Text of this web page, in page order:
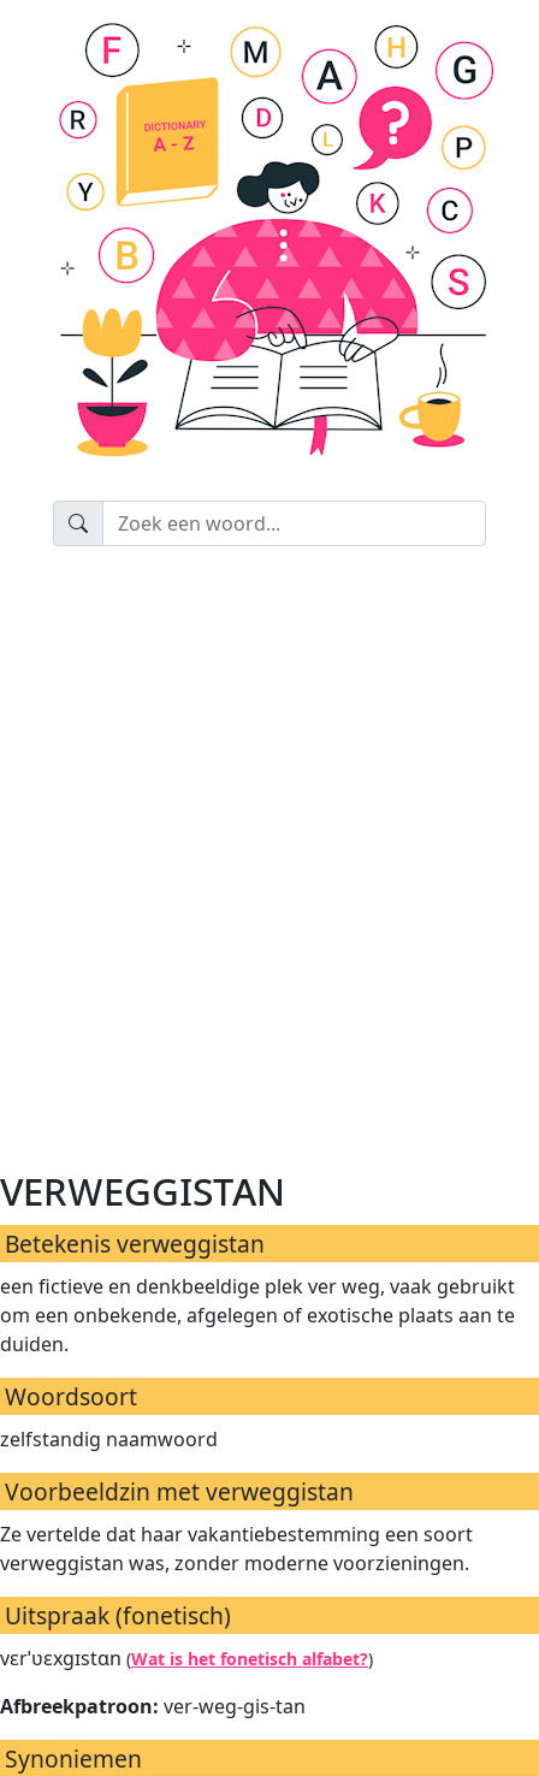
verweggistan
Betekenis verweggistan
een fictieve en denkbeeldige plek ver weg, vaak gebruikt
om een onbekende, afgelegen of exotische plaats aan te
duiden.
Woordsoort
zelfstandig naamwoord
Voorbeeldzin met verweggistan
Ze vertelde dat haar vakantiebestemming een soort
verweggistan was, zonder moderne voorzieningen.
Uitspraak (fonetisch)
vɛrˈʋɛxɡɪstɑn (Wat is het fonetisch alfabet?)
Afbreekpatroon: ver-weg-gis-tan
Synoniemen